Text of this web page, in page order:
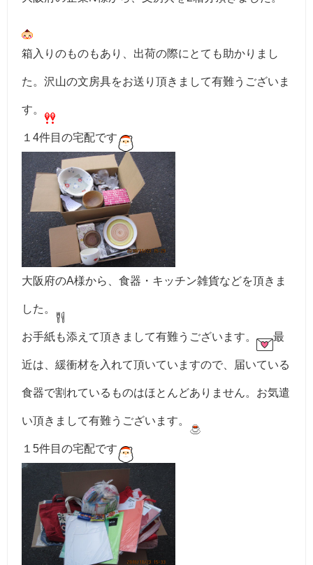
箱入りのものもあり、出荷の際にとても助かりまし
た。沢山の文房具をお送り頂きまして有難うございま
す。
１4件目の宅配です
大阪府のA様から、食器・キッチン雑貨などを頂きま
した。
お手紙も添えて頂きまして有難うございます。 最
近は、緩衝材を入れて頂いていますので、届いている
食器で割れているものはほとんどありません。お気遣
い頂きまして有難うございます。
１5件目の宅配です